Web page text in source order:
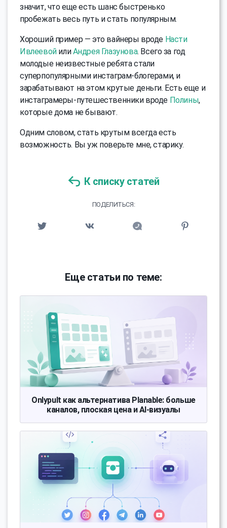
значит, что еще есть шанс быстренько
пробежать весь путь и стать популярным.
Хороший пример — это вайнеры вроде Насти
ИвлеевойилиАндрея Глазунова. Всего за год
молодые неизвестные ребята стали
суперпопулярными инстаграм-блогерами, и
зарабатывают на этом крутые деньги. Есть еще и
инстаграмеры-путешественники вроде Полины,
которые дома не бывают.
Одним словом, стать крутым всегда есть
возможность. Вы уж поверьте мне, старику.
К списку статей
ПОДЕЛИТЬСЯ:
Еще статьи по теме:
Onlypult как альтернатива Planable: больше
каналов, плоская цена и AI-визуалы